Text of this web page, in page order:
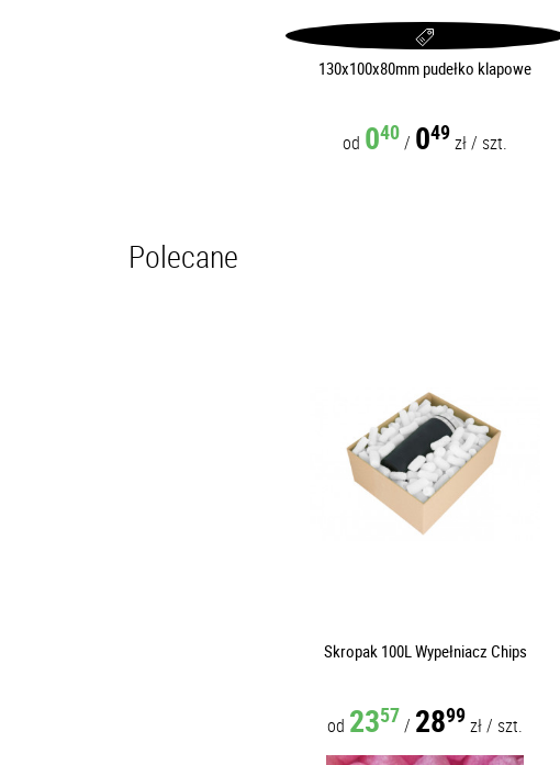
130x100x80mm pudełko klapowe
od 040/ 049zł/ szt.
Polecane
Skropak 100L Wypełniacz Chips
od 2357/ 2899zł/ szt.